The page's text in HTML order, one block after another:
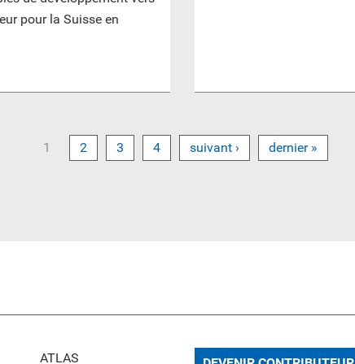
pour la Suisse en
1 2 3 4 suivant › dernier »
ATLAS